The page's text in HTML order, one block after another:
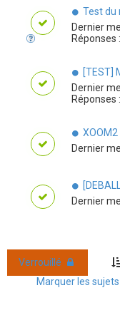
Test du
Dernier
Réponses :
[TEST]
Dernier
Réponses :
Dernier
Dernier
Verrouillé
Marquer les